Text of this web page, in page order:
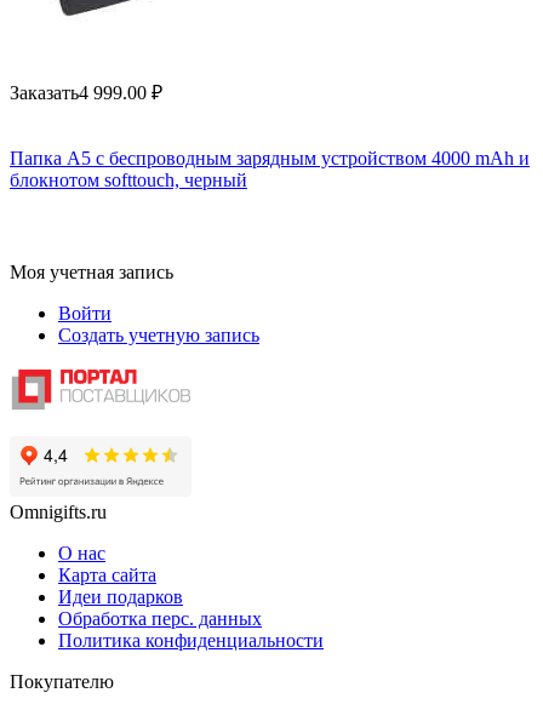
Заказать4 999.00 ₽
Папка А5 с беспроводным зарядным устройством 4000 mAh и
блокнотом softtouch, черный
Моя учетная запись
Войти
Создать учетную запись
Omnigifts.ru
О нас
Карта сайта
Идеи подарков
Обработка перс. данных
Политика конфиденциальности
Покупателю